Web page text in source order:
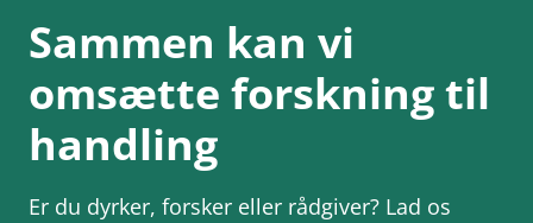
Sammen kan vi
omsætte forskning til
handling
Er du dyrker, forsker eller rådgiver? Lad os